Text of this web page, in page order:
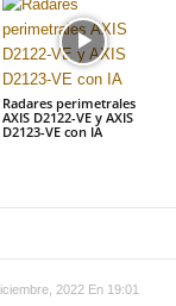
Radares perimetrales
AXIS D2122-VE y AXIS
D2123-VE con IA
2022 En 19:01